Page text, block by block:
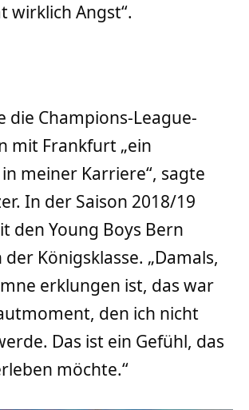
wirklich Angst“.
die Champions-League-
mit Frankfurt „ein
meiner Karriere“, sagte
In der Saison 2018/19
den Young Boys Bern
Königsklasse. „Damals,
erklungen ist, das war
den ich nicht
Das ist ein Gefühl, das
möchte.“